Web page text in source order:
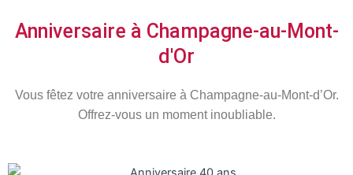
Anniversaire à Champagne-au-Mont-
d'Or
Vous fêtez votre anniversaire à Champagne-au-Mont-d’Or.
Offrez-vous un moment inoubliable.